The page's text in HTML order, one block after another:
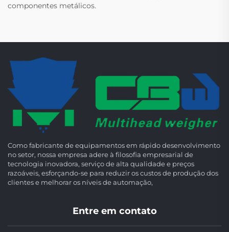
componentes metálicos.
Como fabricante de equipamentos em rápido desenvolvimento
no setor, nossa empresa adere à filosofia empresarial de
tecnologia inovadora, serviço de alta qualidade e preços
razoáveis, esforçando-se para reduzir os custos de produção dos
clientes e melhorar os níveis de automação,
Entre em contato